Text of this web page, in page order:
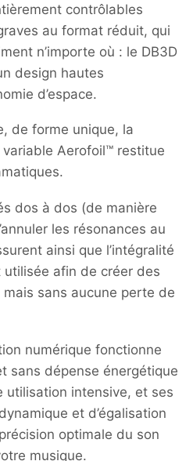
contrôlables
au format réduit, qui
n’importe où : le DB3D
design hautes
d’espace.
de forme unique, la
Aerofoil™ restitue
dos à dos (de manière
les résonances au
ainsi que l’intégralité
afin de créer des
sans aucune perte de
numérique fonctionne
sans dépense énergétique
utilisation intensive, et ses
et d’égalisation
optimale du son
musique.